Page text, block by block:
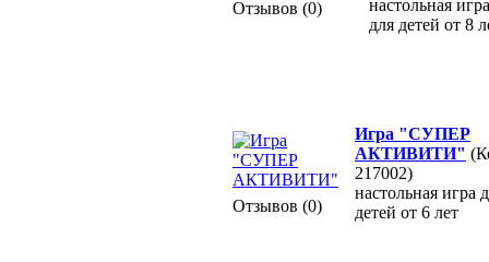
Отзывов (0)
настольная игра
для детей от 8
Отзывов (0)
Игра "СУПЕР
АКТИВИТИ"
217002)
настольная игра
детей от 6 лет